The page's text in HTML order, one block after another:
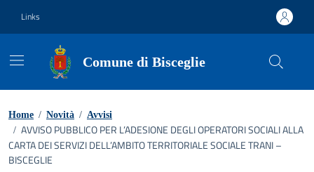
Links
Comune di Bisceglie
Home / Novità / Avvisi
/ AVVISO PUBBLICO PER L’ADESIONE DEGLI OPERATORI SOCIALI ALLA
CARTA DEI SERVIZI DELL’AMBITO TERRITORIALE SOCIALE TRANI –
BISCEGLIE